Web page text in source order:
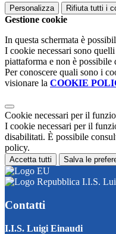
Personalizza Rifiuta tutti i
Gestione cookie
In questa schermata è
I cookie necessari sono
piattaforma e non è possibile
Per conoscere quali sono i
visionare la COOKIE
Cookie necessari per il
I cookie necessari per il
disabilitati. È possibile
policy.
Accetta tutti Salva le
I.I.S.
Contatti
I.I.S. Luigi Einaudi